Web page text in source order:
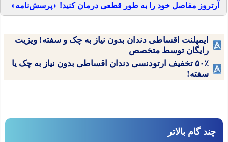
آرتروز مفاصل خود را به طور قطعی درمان کنید! ◗پرسش‌نامه◖
ایمپلنت اقساطی دندان بدون نیاز به چک و سفته! ویزیت
رایگان توسط متخصص
۵۰٪ تخفیف ارتودنسی دندان اقساطی بدون نیاز به چک یا
سفته!
چند گام بالاتر